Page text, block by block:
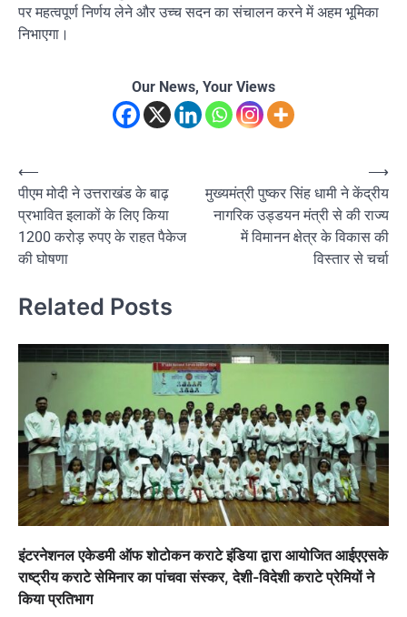
पर महत्वपूर्ण निर्णय लेने और उच्च सदन का संचालन करने में अहम भूमिका
निभाएगा।
Our News, Your Views
Post
navigation
⟵
पीएम मोदी ने उत्तराखंड के बाढ़
प्रभावित इलाकों के लिए किया
1200 करोड़ रुपए के राहत पैकेज
की घोषणा
मुख्यमंत्री पुष्कर सिंह धामी ने केंद्रीय
नागरिक उड्डयन मंत्री से की राज्य
में विमानन क्षेत्र के विकास की
विस्तार से चर्चा
⟶
Related Posts
इंटरनेशनल एकेडमी ऑफ शोटोकन कराटे इंडिया द्वारा आयोजित आईएएसके
राष्ट्रीय कराटे सेमिनार का पांचवा संस्कर, देशी-विदेशी कराटे प्रेमियों ने
किया प्रतिभाग